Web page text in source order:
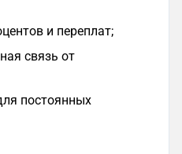
и переплат;
связь от
постоянных